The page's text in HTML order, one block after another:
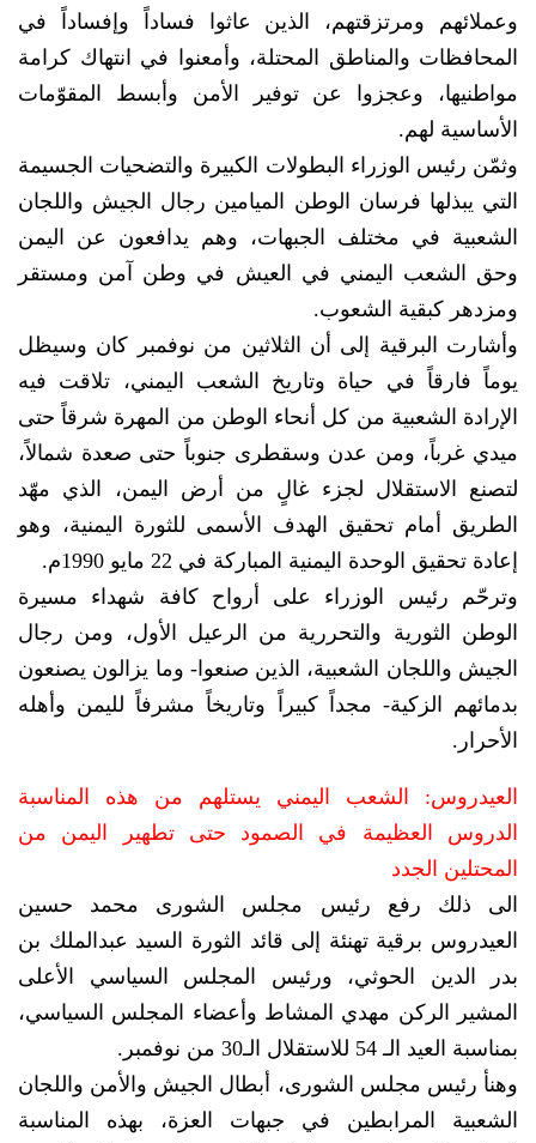
وعملائهم ومرتزقتهم، الذين عاثوا فساداً وإفساداً في
المحافظات والمناطق المحتلة، وأمعنوا في انتهاك كرامة
مواطنيها، وعجزوا عن توفير الأمن وأبسط المقوّمات
الأساسية لهم.
وثمّن رئيس الوزراء البطولات الكبيرة والتضحيات الجسيمة
التي يبذلها فرسان الوطن الميامين رجال الجيش واللجان
الشعبية في مختلف الجبهات، وهم يدافعون عن اليمن
وحق الشعب اليمني في العيش في وطن آمن ومستقر
ومزدهر كبقية الشعوب.
وأشارت البرقية إلى أن الثلاثين من نوفمبر كان وسيظل
يوماً فارقاً في حياة وتاريخ الشعب اليمني، تلاقت فيه
الإرادة الشعبية من كل أنحاء الوطن من المهرة شرقاً حتى
ميدي غرباً، ومن عدن وسقطرى جنوباً حتى صعدة شمالاً،
لتصنع الاستقلال لجزء غالٍ من أرض اليمن، الذي مهّد
الطريق أمام تحقيق الهدف الأسمى للثورة اليمنية، وهو
إعادة تحقيق الوحدة اليمنية المباركة في 22 مايو 1990م.
وترحّم رئيس الوزراء على أرواح كافة شهداء مسيرة
الوطن الثورية والتحررية من الرعيل الأول، ومن رجال
الجيش واللجان الشعبية، الذين صنعوا- وما يزالون يصنعون
بدمائهم الزكية- مجداً كبيراً وتاريخاً مشرفاً لليمن وأهله
الأحرار.
العيدروس: الشعب اليمني يستلهم من هذه المناسبة
الدروس العظيمة في الصمود حتى تطهير اليمن من
المحتلين الجدد
الى ذلك رفع رئيس مجلس الشورى محمد حسين
العيدروس برقية تهنئة إلى قائد الثورة السيد عبدالملك بن
بدر الدين الحوثي، ورئيس المجلس السياسي الأعلى
المشير الركن مهدي المشاط وأعضاء المجلس السياسي،
بمناسبة العيد الـ 54 للاستقلال الـ30 من نوفمبر.
وهنأ رئيس مجلس الشورى، أبطال الجيش والأمن واللجان
الشعبية المرابطين في جبهات العزة، بهذه المناسبة